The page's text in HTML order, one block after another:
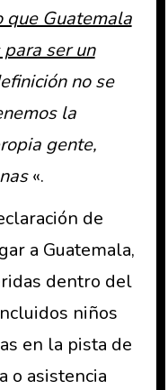
que Guatemala
ser un
no se
la
gente,
«.
de
a Guatemala,
dentro del
niños
en la pista de
o asistencia